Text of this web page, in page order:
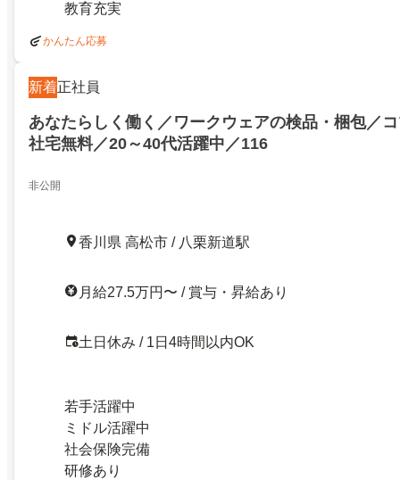
教育充実
かんたん応募
新着正社員
あなたらしく働く／ワークウェアの検品・梱包／
社宅無料／20～40代活躍中／116
非公開
香川県 高松市 / 八栗新道駅
月給27.5万円〜 / 賞与・昇給あり
土日休み / 1日4時間以内OK
若手活躍中
ミドル活躍中
社会保険完備
研修あり